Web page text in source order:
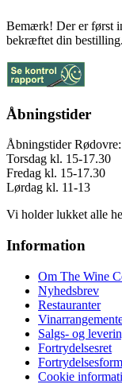
Bemærk! Der er først
bekræftet din bestilling.
Åbningstider
Åbningstider Rødovre:
Torsdag kl. 15-17.30
Fredag kl. 15-17.30
Lørdag kl. 11-13
Vi holder lukket alle
Information
Om The Wine
Nyhedsbrev
Restauranter
Salgs- og
Fortrydelsesret
Cookie